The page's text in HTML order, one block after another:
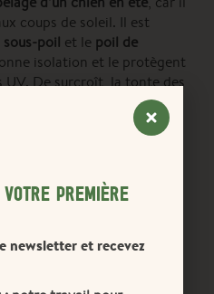
coups de soleil. Il est
sous-poil et le poil de
isolation et le protègent
UV. De surcroît, la tonte des
d’évacuer la chaleur, car
par les coussinets et en
la peau du chien
au soleil ?
chien des coups de soleil.
son chien
PREMIÈRE
newsletter et recevez